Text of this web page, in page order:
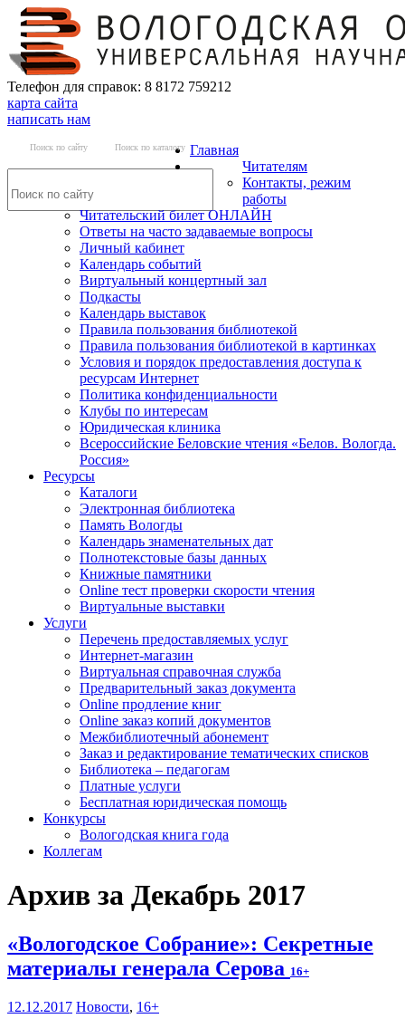
Телефон для справок: 8 8172 759212
карта сайта
написать нам
Поиск по сайту Поиск по каталогу Главная
Читателям
Контакты, режим
работы
Читательский билет ОНЛАЙН
Ответы на часто задаваемые вопросы
Личный кабинет
Календарь событий
Виртуальный концертный зал
Подкасты
Календарь выставок
Правила пользования библиотекой
Правила пользования библиотекой в картинках
Условия и порядок предоставления доступа к
ресурсам Интернет
Политика конфиденциальности
Клубы по интересам
Юридическая клиника
Всероссийские Беловские чтения «Белов. Вологда.
Россия»
Ресурсы
Каталоги
Электронная библиотека
Память Вологды
Календарь знаменательных дат
Полнотекстовые базы данных
Книжные памятники
Online тест проверки скорости чтения
Виртуальные выставки
Услуги
Перечень предоставляемых услуг
Интернет-магазин
Виртуальная справочная служба
Предварительный заказ документа
Online продление книг
Online заказ копий документов
Межбиблиотечный абонемент
Заказ и редактирование тематических списков
Библиотека – педагогам
Платные услуги
Бесплатная юридическая помощь
Конкурсы
Вологодская книга года
Коллегам
Архив за Декабрь 2017
«Вологодское Собрание»: Секретные
материалы генерала Серова 16+
12.12.2017 Новости, 16+